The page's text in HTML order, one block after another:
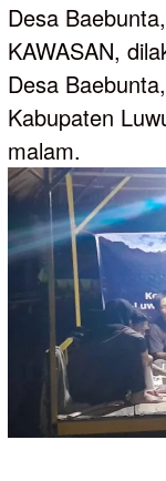
Desa
KAWASAN,
Desa
Kabupaten
malam.